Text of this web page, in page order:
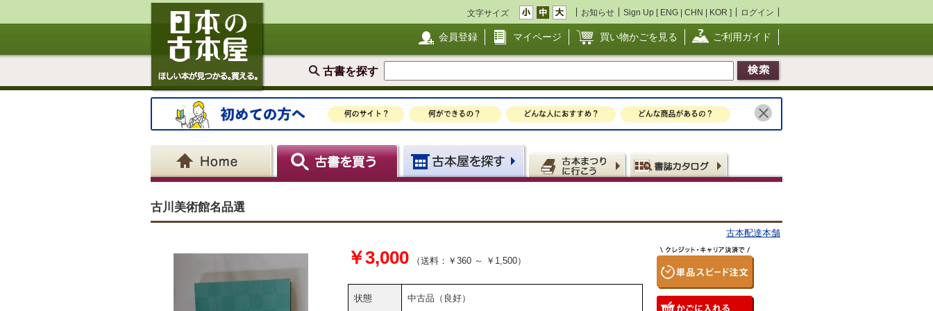
文字サイズ お知らせ Sign Up [ ENG | CHN | KOR ] ログイン
会員登録 マイページ 買い物かごを見る ご利用ガイド
古書を探す
古川美術館名品選
古本配達本舗
￥3,000 （送料：￥360 ～ ￥1,500）
状態 中古品（良好）